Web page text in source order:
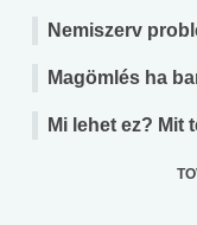
Nemiszerv
Magömlés ha
Mi lehet ez? Mit